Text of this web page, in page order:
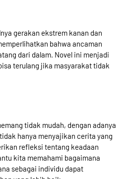
gerakan ekstrem kanan dan
bahwa ancaman
dari dalam. Novel ini menjadi
terulang jika masyarakat tidak
tidak mudah, dengan adanya
hanya menyajikan cerita yang
refleksi tentang keadaan
kita memahami bagaimana
sebagai individu dapat